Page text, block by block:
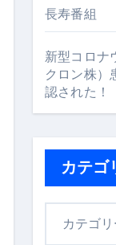
ドブック
に失敗しない
（高齢者にも）
対策の選び方
足度MAX”で食べ
長寿番組
新型コロナ
クロン株）
認された！
カテゴ